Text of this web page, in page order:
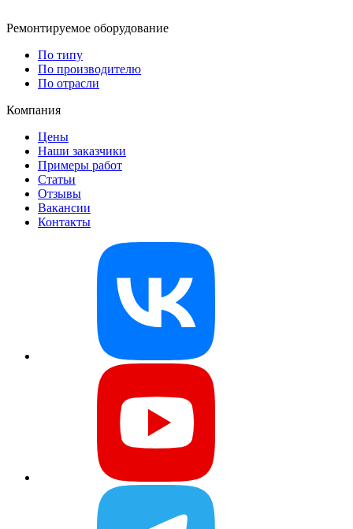
Ремонтируемое оборудование
По типу
По производителю
По отрасли
Компания
Цены
Наши заказчики
Примеры работ
Статьи
Отзывы
Вакансии
Контакты